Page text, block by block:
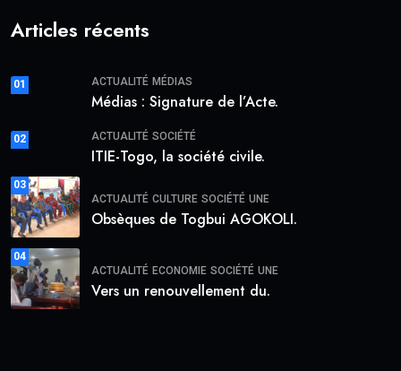
Articles récents
01 ACTUALITÉ MÉDIAS
Médias : Signature de l’Acte.
02 ACTUALITÉ SOCIÉTÉ
ITIE-Togo, la société civile.
03
ACTUALITÉ CULTURE SOCIÉTÉ UNE
Obsèques de Togbui AGOKOLI.
04
ACTUALITÉ ECONOMIE SOCIÉTÉ UNE
Vers un renouvellement du.